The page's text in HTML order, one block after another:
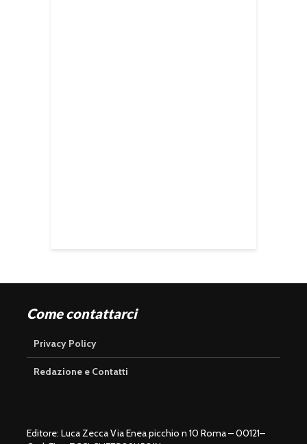
Come contattarci
Privacy Policy
Redazione e Contatti
Editore: Luca Zecca Via Enea picchio n 10 Roma – 00121–